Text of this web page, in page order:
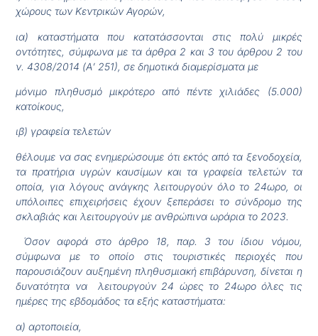
χώρους των Κεντρικών Αγορών,
ια) καταστήματα που κατατάσσονται στις πολύ μικρές
οντότητες, σύμφωνα με τα άρθρα 2 και 3 του άρθρου 2 του
ν. 4308/2014 (Α’ 251), σε δημοτικά διαμερίσματα με
μόνιμο πληθυσμό μικρότερο από πέντε χιλιάδες (5.000)
κατοίκους,
ιβ) γραφεία τελετών
θέλουμε να σας ενημερώσουμε ότι εκτός από τα ξενοδοχεία,
τα πρατήρια υγρών καυσίμων και τα γραφεία τελετών τα
οποία, για λόγους ανάγκης λειτουργούν όλο το 24ωρο, οι
υπόλοιπες επιχειρήσεις έχουν ξεπεράσει το σύνδρομο της
σκλαβιάς και λειτουργούν με ανθρώπινα ωράρια το 2023.
Όσον αφορά στο άρθρο 18, παρ. 3 του ίδιου νόμου,
σύμφωνα με το οποίο στις τουριστικές περιοχές που
παρουσιάζουν αυξημένη πληθυσμιακή επιβάρυνση, δίνεται η
δυνατότητα να λειτουργούν 24 ώρες το 24ωρο όλες τις
ημέρες της εβδομάδος τα εξής καταστήματα:
α) αρτοποιεία,